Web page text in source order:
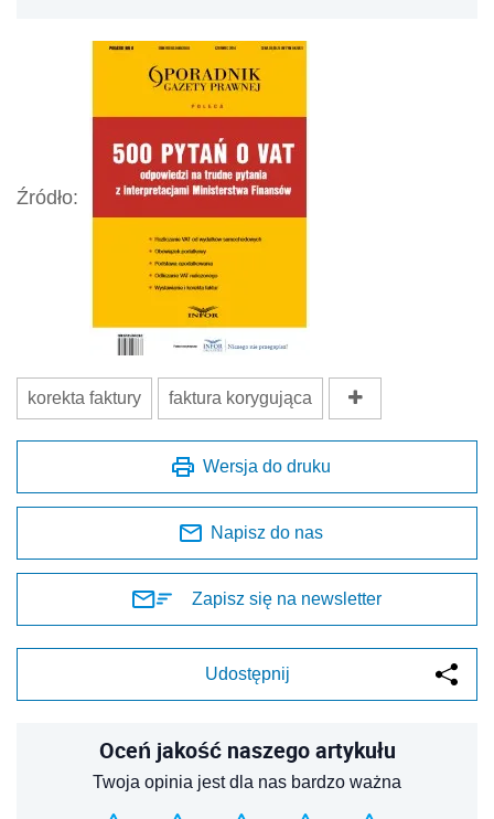
Źródło:
korekta faktury faktura korygująca
Wersja do druku
Napisz do nas
Zapisz się na newsletter
Udostępnij
Oceń jakość naszego artykułu
Twoja opinia jest dla nas bardzo ważna